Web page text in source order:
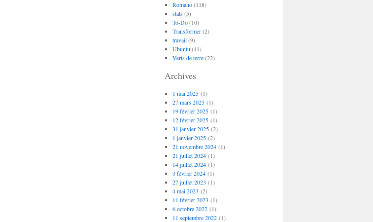
Romano(118)
stats(5)
To-Do(10)
Transformer(2)
travail(9)
Ubuntu (41)
Verts de terre(22)
Archives
1 mai 2025(1)
27 mars 2025(1)
19 février 2025(1)
12 février 2025(1)
31 janvier 2025(2)
1 janvier 2025(2)
21 novembre 2024(1)
21 juillet 2024(1)
14 juillet 2024(1)
3 février 2024(1)
27 juillet 2023 (1)
4 mai 2023 (2)
11 février 2023 (1)
6 octobre 2022(1)
11 septembre 2022(1)